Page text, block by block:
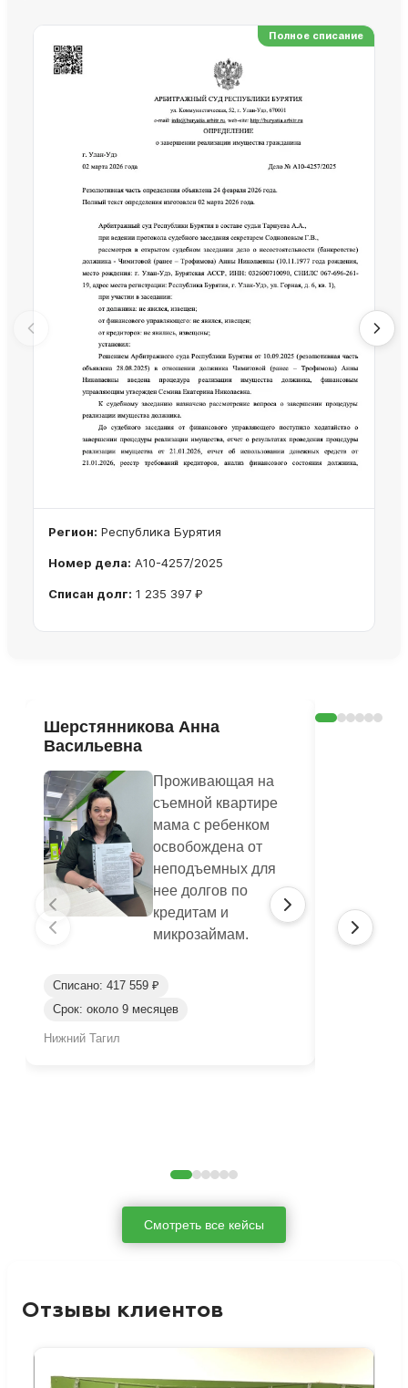
Полное списание
Регион: Республика Бурятия
Номер дела: А10-4257/2025
Списан долг: 1 235 397 ₽
Шерстянникова Анна
Васильевна
Проживающая на
съемной квартире
мама с ребенком
освобождена от
неподъемных для
нее долгов по
кредитам и
микрозаймам.
Списано: 417 559 ₽
Срок: около 9 месяцев
Нижний Тагил
Смотреть все кейсы
Отзывы клиентов